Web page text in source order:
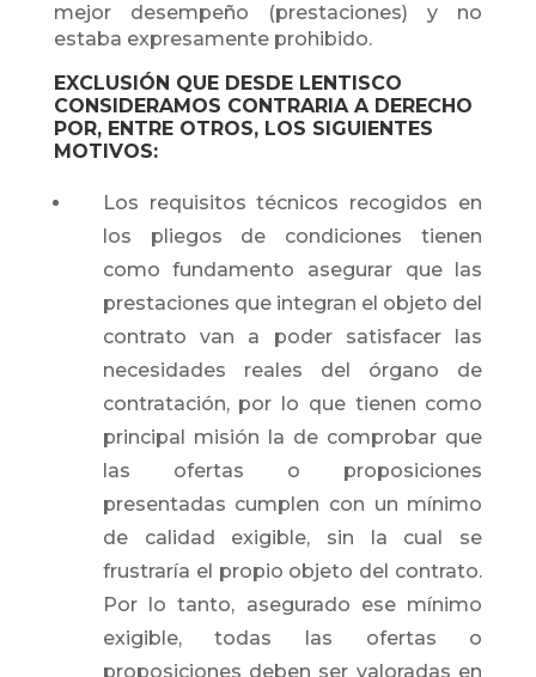
mejor desempeño (prestaciones) y no
estaba expresamente prohibido.
EXCLUSIÓN QUE DESDE LENTISCO
CONSIDERAMOS CONTRARIA A DERECHO
POR, ENTRE OTROS, LOS SIGUIENTES
MOTIVOS:
Los requisitos técnicos recogidos en
los pliegos de condiciones tienen
como fundamento asegurar que las
prestaciones que integran el objeto del
contrato van a poder satisfacer las
necesidades reales del órgano de
contratación, por lo que tienen como
principal misión la de comprobar que
las ofertas o proposiciones
presentadas cumplen con un mínimo
de calidad exigible, sin la cual se
frustraría el propio objeto del contrato.
Por lo tanto, asegurado ese mínimo
exigible, todas las ofertas o
proposiciones deben ser valoradas en